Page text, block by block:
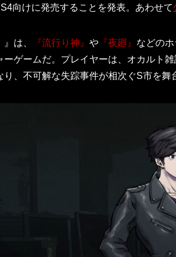
向けに発売することを発表。あわせて
は、 『流行り神』 や 『夜廻』 などの
ーゲームだ。​プレイヤーは、オカルト
り、不可解な失踪事件が相次ぐS市を